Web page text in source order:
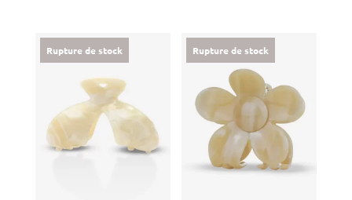
Rupture de stock Rupture de stock